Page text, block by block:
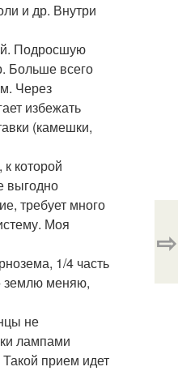
и др. Внутри
Подросшую
Больше всего
Через
избежать
(камешки,
которой
выгодно
требует много
Моя
1/4 часть
землю меняю,
не
лампами
прием идет
⇨